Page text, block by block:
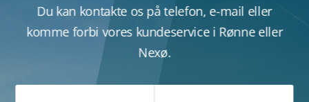
Du kan kontakte os på telefon, e-mail eller
komme forbi vores kundeservice i Rønne eller
Nexø.